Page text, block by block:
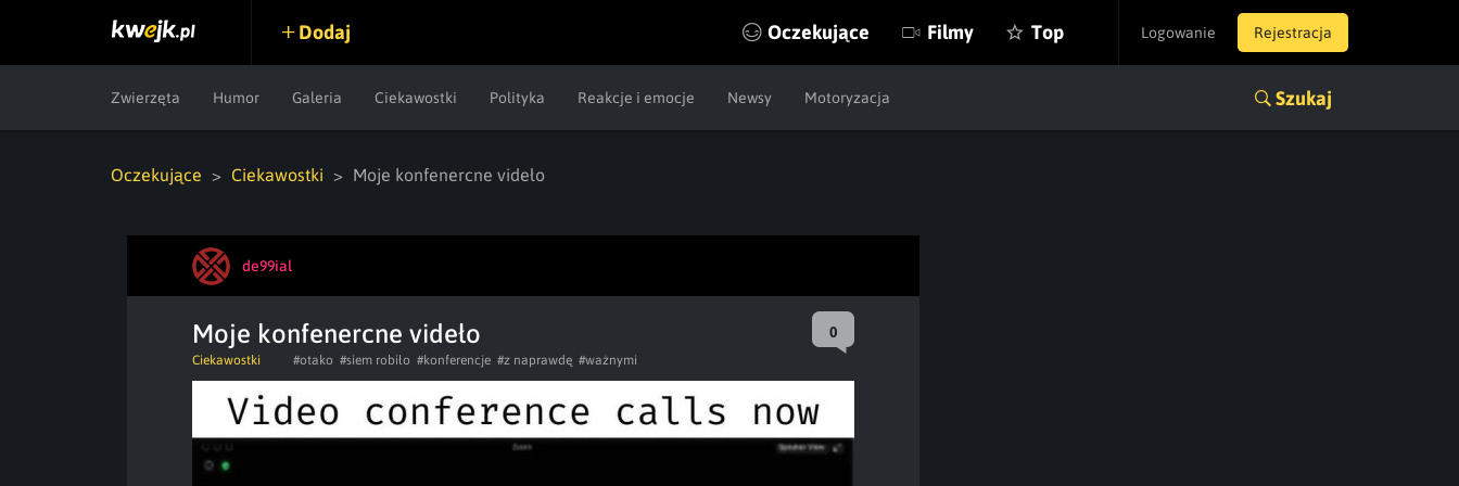
Logowanie Rejestracja
Dodaj Oczekujące Filmy Top
Zwierzęta Humor Galeria Ciekawostki Polityka Reakcje i emocje Newsy Motoryzacja Szukaj
Oczekujące Ciekawostki Moje konfenercne videło
de99ial
Moje konfenercne videło 0
Ciekawostki #otako #siem robiło #konferencje #z naprawdę #ważnymi